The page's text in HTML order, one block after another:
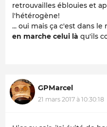
retrouvailles éblouies et
l'hétérogène!
... oui mais ça c'est dans
en marche celui là qu'ils
GPMarcel
21 mars 2017 à 10:30:18